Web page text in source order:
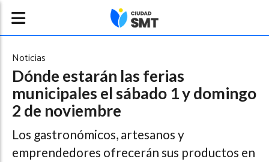
Dónde estarán las ferias
municipales el sábado 1 y domingo
2 de noviembre
Los gastronómicos, artesanos y
emprendedores ofrecerán sus productos en
Noticias